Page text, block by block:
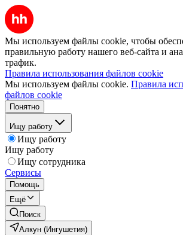
Мы используем файлы cookie, чтобы
правильную работу нашего веб-сайта и
трафик.
Правила использования файлов cookie
Мы используем файлы cookie. Правила
файлов cookie
Понятно
Ищу работу
Ищу работу
Ищу работу
Ищу сотрудника
Сервисы
Помощь
Ещё
Поиск
Алкун (Ингушетия)